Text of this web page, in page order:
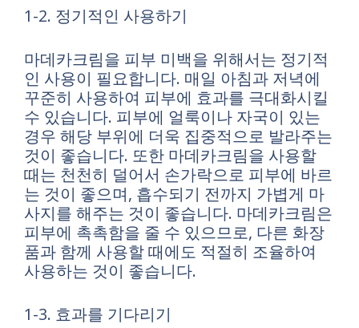
1-2. 정기적인 사용하기
마데카크림을 피부 미백을 위해서는 정기적
인 사용이 필요합니다. 매일 아침과 저녁에
꾸준히 사용하여 피부에 효과를 극대화시킬
수 있습니다. 피부에 얼룩이나 자국이 있는
경우 해당 부위에 더욱 집중적으로 발라주는
것이 좋습니다. 또한 마데카크림을 사용할
때는 천천히 덜어서 손가락으로 피부에 바르
는 것이 좋으며, 흡수되기 전까지 가볍게 마
사지를 해주는 것이 좋습니다. 마데카크림은
피부에 촉촉함을 줄 수 있으므로, 다른 화장
품과 함께 사용할 때에도 적절히 조율하여
사용하는 것이 좋습니다.
1-3. 효과를 기다리기